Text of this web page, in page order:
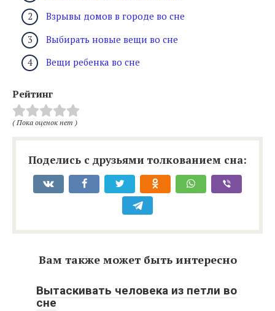
Взрывы домов в городе во сне
Выбирать новые вещи во сне
Вещи ребенка во сне
Рейтинг
( Пока оценок нет )
Поделись с друзьями толкованием сна:
Вам также может быть интересно
Вытаскивать человека из петли во
сне